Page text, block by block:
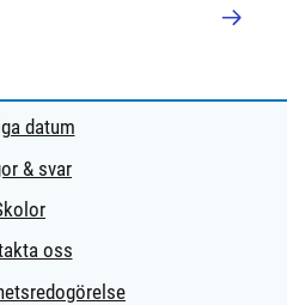
datum
& svar
oss